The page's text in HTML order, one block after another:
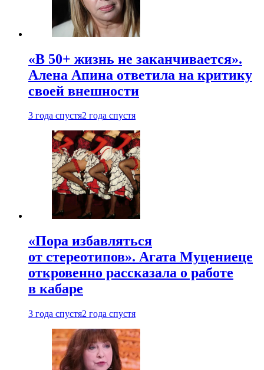
«В 50+ жизнь не заканчивается».
Алена Апина ответила на критику
своей внешности
3 года спустя2 года спустя
«Пора избавляться
от стереотипов». Агата Муцениеце
откровенно рассказала о работе
в кабаре
3 года спустя2 года спустя